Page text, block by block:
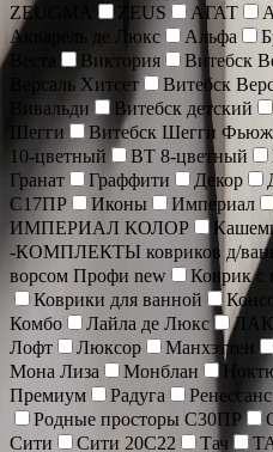
ZEUGMA
ZEUS АГАТ
Акварель де Люкс
Альфа
Виктория Витебск
Версаль Хитсет
Витебск
Вивальди
Витебск детский
Шегги
Витебск Шегги
10-цветный
ВТ 8-цветный
Гранат
Граффити Декор
С17ПР
Иконы Империал
ИМПЕРИАЛ КОЛОР
-КОМПЛЕКТЫ ковриков д/ванн
ворсом Профи new
Коврик с
Коврики для ванной
Комбо
Лайла де Люкс
Лофт
Люксор Манхэттен
Мона Лиза
Монблан
Премиум
Радуга Ренессанс
Родные просторы С30ПР
Сити
Сити 20С22 Тач